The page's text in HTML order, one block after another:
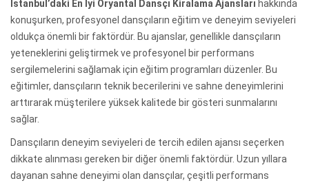
İstanbul’daki En İyi Oryantal Dansçı Kiralama Ajansları hakkında
konuşurken, profesyonel dansçıların eğitim ve deneyim seviyeleri
oldukça önemli bir faktördür. Bu ajanslar, genellikle dansçıların
yeteneklerini geliştirmek ve profesyonel bir performans
sergilemelerini sağlamak için eğitim programları düzenler. Bu
eğitimler, dansçıların teknik becerilerini ve sahne deneyimlerini
arttırarak müşterilere yüksek kalitede bir gösteri sunmalarını
sağlar.
Dansçıların deneyim seviyeleri de tercih edilen ajansı seçerken
dikkate alınması gereken bir diğer önemli faktördür. Uzun yıllara
dayanan sahne deneyimi olan dansçılar, çeşitli performans